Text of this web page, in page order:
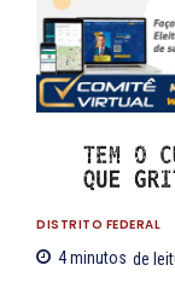
DISTRITO FEDERAL
4minutos de